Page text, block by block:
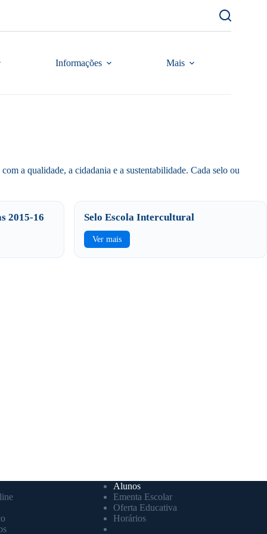
Informações Mais
a qualidade, a cidadania e a sustentabilidade. Cada selo ou
2015-16 Selo Escola Intercultural
Ver mais
Alunos
Ementa Escolar
Oferta Educativa
Horários